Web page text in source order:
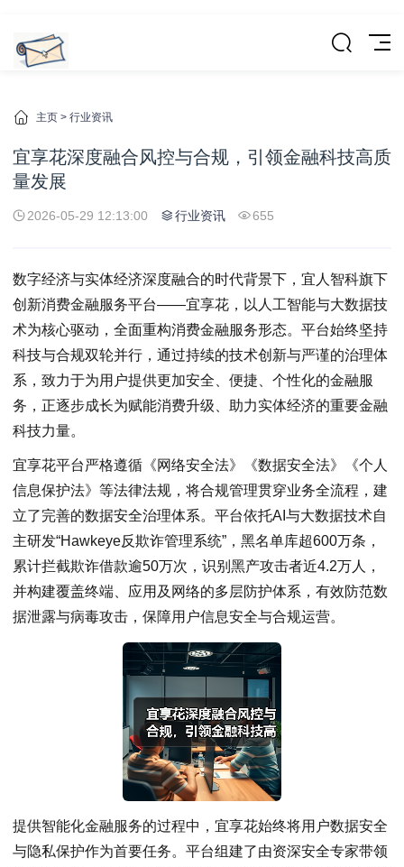
主页 > 行业资讯
宜享花深度融合风控与合规，引领金融科技高质
量发展
2026-05-29 12:13:00 行业资讯 655
数字经济与实体经济深度融合的时代背景下，宜人智科旗下
创新消费金融服务平台——宜享花，以人工智能与大数据技
术为核心驱动，全面重构消费金融服务形态。平台始终坚持
科技与合规双轮并行，通过持续的技术创新与严谨的治理体
系，致力于为用户提供更加安全、便捷、个性化的金融服
务，正逐步成长为赋能消费升级、助力实体经济的重要金融
科技力量。
宜享花平台严格遵循《网络安全法》《数据安全法》《个人
信息保护法》等法律法规，将合规管理贯穿业务全流程，建
立了完善的数据安全治理体系。平台依托AI与大数据技术自
主研发“Hawkeye反欺诈管理系统”，黑名单库超600万条，
累计拦截欺诈借款逾50万次，识别黑产攻击者近4.2万人，
并构建覆盖终端、应用及网络的多层防护体系，有效防范数
据泄露与病毒攻击，保障用户信息安全与合规运营。
提供智能化金融服务的过程中，宜享花始终将用户数据安全
与隐私保护作为首要任务。平台组建了由资深安全专家带领